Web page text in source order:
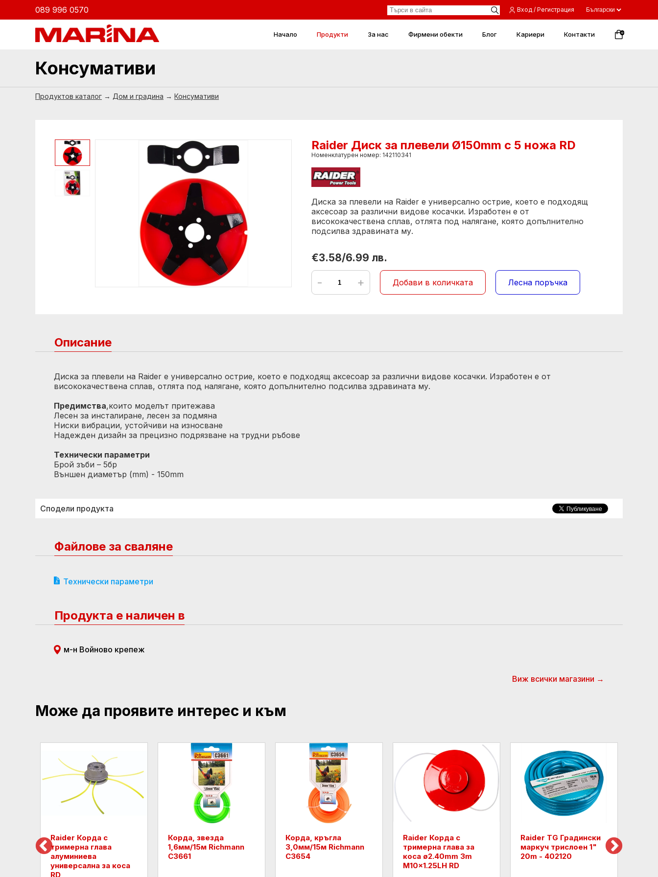
089 996 0570 Вход / Регистрация
0
Начало Продукти За нас Фирмени обекти Блог Кариери Контакти
Консумативи
Продуктов каталог → Дом и градина → Консумативи
Raider Диск за плевели Ø150mm с 5 ножа RD
Номенклатурен номер: 142110341
Диска за плевели на Raider e универсално острие, което е подходящ
аксесоар за различни видове косачки. Изработен е от
висококачествена сплав, отлята под налягане, която допълнително
подсилва здравината му.
€3.58/6.99 лв.
- + Добави в количката Лесна поръчка
Описание
Диска за плевели на Raider e универсално острие, което е подходящ аксесоар за различни видове косачки. Изработен е от
висококачествена сплав, отлята под налягане, която допълнително подсилва здравината му.
Предимства,които моделът притежава
Лесен за инсталиране, лесен за подмяна
Ниски вибрации, устойчиви на износване
Надежден дизайн за прецизно подрязване на трудни ръбове
Технически параметри
Брой зъби – 5бр
Външен диаметър (mm) - 150mm
Сподели продукта
Файлове за сваляне
Технически параметри
Продукта е наличен в
м-н Войново крепеж
Виж всички магазини →
Може да проявите интерес и към
Raider Корда с
тримерна глава
алуминиева
универсална за коса
RD
Корда, звезда
1,6мм/15м Richmann
C3661
Корда, кръгла
3,0мм/15м Richmann
C3654
Raider Корда с
тримерна глава за
коса ø2.40mm 3m
M10x1.25LH RD
Raider TG Градински
маркуч трислоен 1"
20m - 402120